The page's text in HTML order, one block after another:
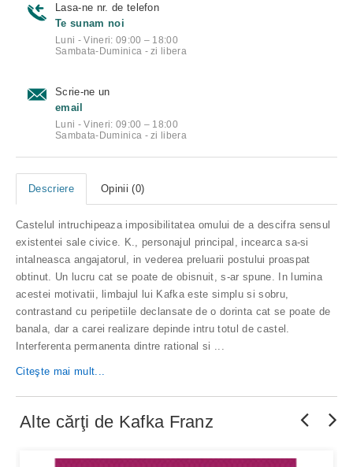
Lasa-ne nr. de telefon
Te sunam noi
Luni - Vineri: 09:00 – 18:00
Sambata-Duminica - zi libera
Scrie-ne un
email
Luni - Vineri: 09:00 – 18:00
Sambata-Duminica - zi libera
Descriere Opinii (0)
Castelul intruchipeaza imposibilitatea omului de a descifra sensul
existentei sale civice. K., personajul principal, incearca sa-si
intalneasca angajatorul, in vederea preluarii postului proaspat
obtinut. Un lucru cat se poate de obisnuit, s-ar spune. In lumina
acestei motivatii, limbajul lui Kafka este simplu si sobru,
contrastand cu peripetiile declansate de o dorinta cat se poate de
banala, dar a carei realizare depinde intru totul de castel.
Interferenta permanenta dintre rational si ...
Citeşte mai mult...
Alte cărţi de Kafka Franz